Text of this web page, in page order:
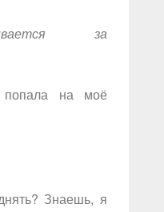
за
на моё
Знаешь, я